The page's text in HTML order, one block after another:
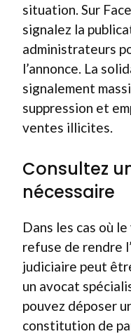
situation. Sur
signalez la
administrateurs
l’annonce. La
signalement
suppression et
ventes illicites.
Consultez
nécessaire
Dans les cas où
refuse de rendre
judiciaire peut
un avocat
pouvez déposer
constitution de